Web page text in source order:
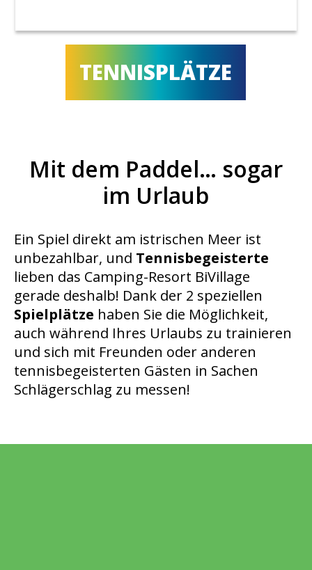
TENNISPLÄTZE
Mit dem Paddel… sogar
im Urlaub
Ein Spiel direkt am istrischen Meer ist
unbezahlbar, und Tennisbegeisterte
lieben das Camping-Resort BiVillage
gerade deshalb! Dank der 2 speziellen
Spielplätze haben Sie die Möglichkeit,
auch während Ihres Urlaubs zu trainieren
und sich mit Freunden oder anderen
tennisbegeisterten Gästen in Sachen
Schlägerschlag zu messen!